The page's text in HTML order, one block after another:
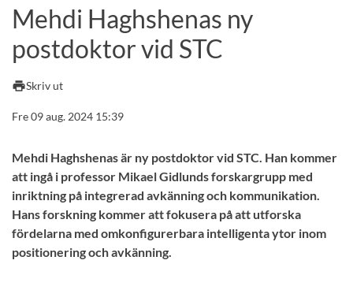
Andra söktjänster
Kurser och programKursplaner Välkomstbrev
Mehdi Haghshenas ny
postdoktor vid STC
printSkriv ut
Fre 09 aug. 2024 15:39
Mehdi Haghshenas är ny postdoktor vid STC. Han kommer
att ingå i professor Mikael Gidlunds forskargrupp med
inriktning på integrerad avkänning och kommunikation.
Hans forskning kommer att fokusera på att utforska
fördelarna med omkonfigurerbara intelligenta ytor inom
positionering och avkänning.